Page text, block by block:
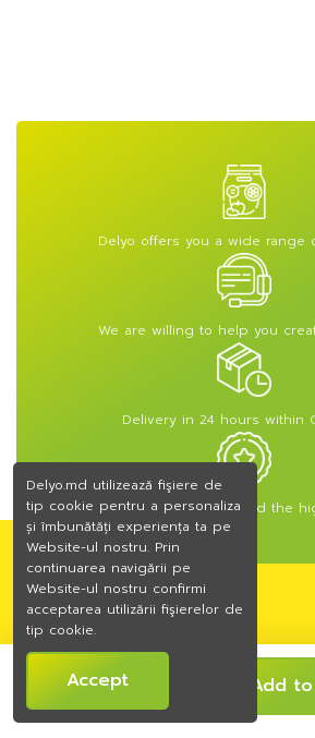
Add
Delyo offers you a wide range
We are willing to help you
Delivery in 24 hours within
We offer a guarantee and the
Information
Contact us
Delyo.md utilizează fişiere de
tip cookie pentru a personaliza
și îmbunătăți experiența ta pe
Website-ul nostru. Prin
continuarea navigării pe
Website-ul nostru confirmi
acceptarea utilizării fişierelor de
tip cookie.
Accept